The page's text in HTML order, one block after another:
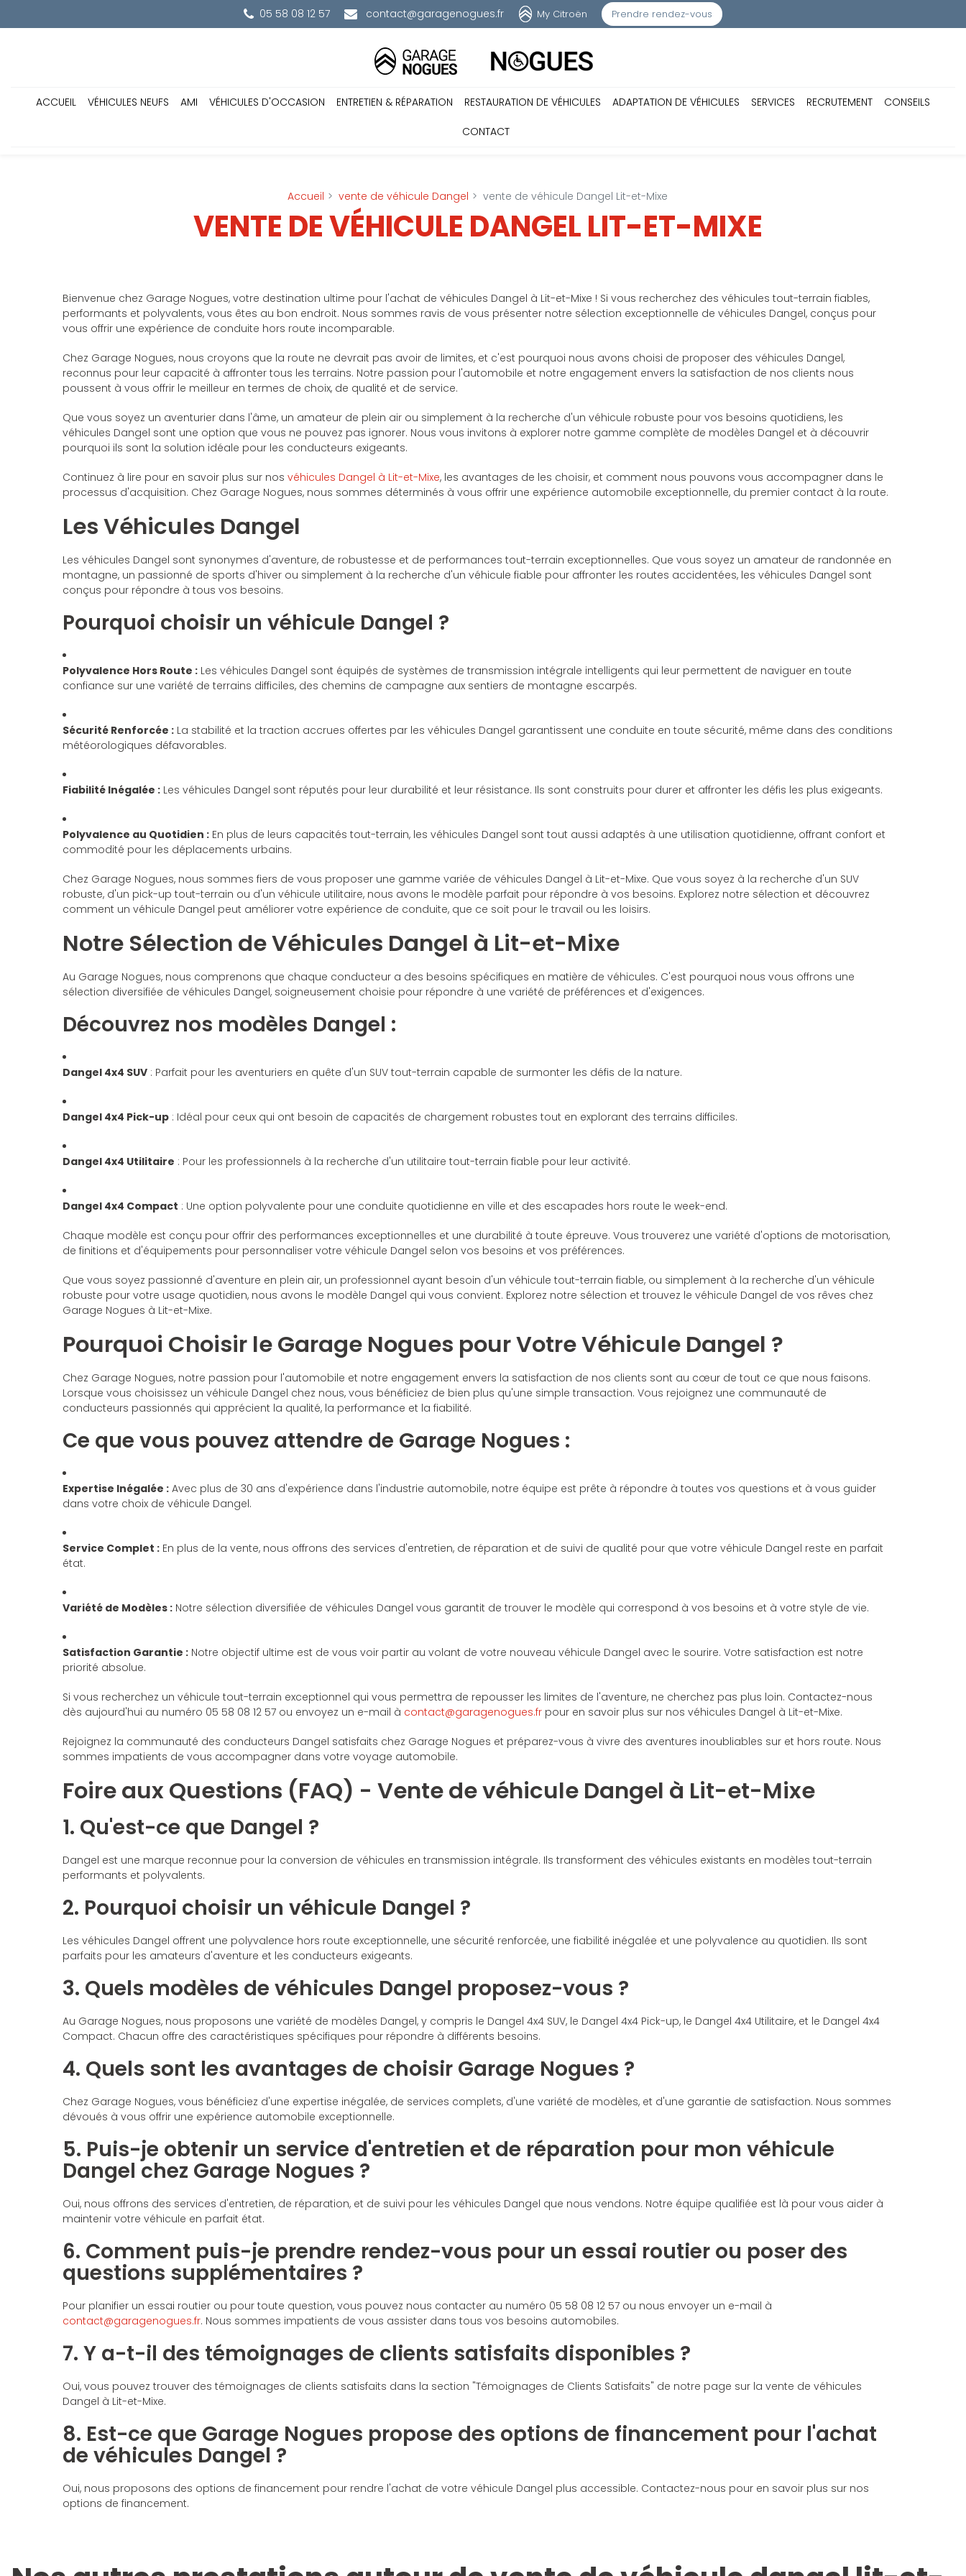
05 58 08 12 57 contact@garagenogues.fr My Citroën Prendre rendez-vous
ACCUEIL VÉHICULES NEUFS AMI VÉHICULES D'OCCASION ENTRETIEN & RÉPARATION RESTAURATION DE VÉHICULES ADAPTATION DE VÉHICULES SERVICES RECRUTEMENT CONSEILS
CONTACT
Accueil vente de véhicule Dangel vente de véhicule Dangel Lit-et-Mixe
VENTE DE VÉHICULE DANGEL LIT-ET-MIXE
Bienvenue chez Garage Nogues, votre destination ultime pour l'achat de véhicules Dangel à Lit-et-Mixe ! Si vous recherchez des véhicules tout-terrain fiables,
performants et polyvalents, vous êtes au bon endroit. Nous sommes ravis de vous présenter notre sélection exceptionnelle de véhicules Dangel, conçus pour
vous offrir une expérience de conduite hors route incomparable.
Chez Garage Nogues, nous croyons que la route ne devrait pas avoir de limites, et c'est pourquoi nous avons choisi de proposer des véhicules Dangel,
reconnus pour leur capacité à affronter tous les terrains. Notre passion pour l'automobile et notre engagement envers la satisfaction de nos clients nous
poussent à vous offrir le meilleur en termes de choix, de qualité et de service.
Que vous soyez un aventurier dans l'âme, un amateur de plein air ou simplement à la recherche d'un véhicule robuste pour vos besoins quotidiens, les
véhicules Dangel sont une option que vous ne pouvez pas ignorer. Nous vous invitons à explorer notre gamme complète de modèles Dangel et à découvrir
pourquoi ils sont la solution idéale pour les conducteurs exigeants.
Continuez à lire pour en savoir plus sur nos véhicules Dangel à Lit-et-Mixe, les avantages de les choisir, et comment nous pouvons vous accompagner dans le
processus d'acquisition. Chez Garage Nogues, nous sommes déterminés à vous offrir une expérience automobile exceptionnelle, du premier contact à la route.
Les Véhicules Dangel
Les véhicules Dangel sont synonymes d'aventure, de robustesse et de performances tout-terrain exceptionnelles. Que vous soyez un amateur de randonnée en
montagne, un passionné de sports d'hiver ou simplement à la recherche d'un véhicule fiable pour affronter les routes accidentées, les véhicules Dangel sont
conçus pour répondre à tous vos besoins.
Pourquoi choisir un véhicule Dangel ?
Polyvalence Hors Route : Les véhicules Dangel sont équipés de systèmes de transmission intégrale intelligents qui leur permettent de naviguer en toute
confiance sur une variété de terrains difficiles, des chemins de campagne aux sentiers de montagne escarpés.
Sécurité Renforcée : La stabilité et la traction accrues offertes par les véhicules Dangel garantissent une conduite en toute sécurité, même dans des conditions
météorologiques défavorables.
Fiabilité Inégalée : Les véhicules Dangel sont réputés pour leur durabilité et leur résistance. Ils sont construits pour durer et affronter les défis les plus exigeants.
Polyvalence au Quotidien : En plus de leurs capacités tout-terrain, les véhicules Dangel sont tout aussi adaptés à une utilisation quotidienne, offrant confort et
commodité pour les déplacements urbains.
Chez Garage Nogues, nous sommes fiers de vous proposer une gamme variée de véhicules Dangel à Lit-et-Mixe. Que vous soyez à la recherche d'un SUV
robuste, d'un pick-up tout-terrain ou d'un véhicule utilitaire, nous avons le modèle parfait pour répondre à vos besoins. Explorez notre sélection et découvrez
comment un véhicule Dangel peut améliorer votre expérience de conduite, que ce soit pour le travail ou les loisirs.
Notre Sélection de Véhicules Dangel à Lit-et-Mixe
Au Garage Nogues, nous comprenons que chaque conducteur a des besoins spécifiques en matière de véhicules. C'est pourquoi nous vous offrons une
sélection diversifiée de véhicules Dangel, soigneusement choisie pour répondre à une variété de préférences et d'exigences.
Découvrez nos modèles Dangel :
Dangel 4x4 SUV : Parfait pour les aventuriers en quête d'un SUV tout-terrain capable de surmonter les défis de la nature.
Dangel 4x4 Pick-up : Idéal pour ceux qui ont besoin de capacités de chargement robustes tout en explorant des terrains difficiles.
Dangel 4x4 Utilitaire : Pour les professionnels à la recherche d'un utilitaire tout-terrain fiable pour leur activité.
Dangel 4x4 Compact : Une option polyvalente pour une conduite quotidienne en ville et des escapades hors route le week-end.
Chaque modèle est conçu pour offrir des performances exceptionnelles et une durabilité à toute épreuve. Vous trouverez une variété d'options de motorisation,
de finitions et d'équipements pour personnaliser votre véhicule Dangel selon vos besoins et vos préférences.
Que vous soyez passionné d'aventure en plein air, un professionnel ayant besoin d'un véhicule tout-terrain fiable, ou simplement à la recherche d'un véhicule
robuste pour votre usage quotidien, nous avons le modèle Dangel qui vous convient. Explorez notre sélection et trouvez le véhicule Dangel de vos rêves chez
Garage Nogues à Lit-et-Mixe.
Pourquoi Choisir le Garage Nogues pour Votre Véhicule Dangel ?
Chez Garage Nogues, notre passion pour l'automobile et notre engagement envers la satisfaction de nos clients sont au cœur de tout ce que nous faisons.
Lorsque vous choisissez un véhicule Dangel chez nous, vous bénéficiez de bien plus qu'une simple transaction. Vous rejoignez une communauté de
conducteurs passionnés qui apprécient la qualité, la performance et la fiabilité.
Ce que vous pouvez attendre de Garage Nogues :
Expertise Inégalée : Avec plus de 30 ans d'expérience dans l'industrie automobile, notre équipe est prête à répondre à toutes vos questions et à vous guider
dans votre choix de véhicule Dangel.
Service Complet : En plus de la vente, nous offrons des services d'entretien, de réparation et de suivi de qualité pour que votre véhicule Dangel reste en parfait
état.
Variété de Modèles : Notre sélection diversifiée de véhicules Dangel vous garantit de trouver le modèle qui correspond à vos besoins et à votre style de vie.
Satisfaction Garantie : Notre objectif ultime est de vous voir partir au volant de votre nouveau véhicule Dangel avec le sourire. Votre satisfaction est notre
priorité absolue.
Si vous recherchez un véhicule tout-terrain exceptionnel qui vous permettra de repousser les limites de l'aventure, ne cherchez pas plus loin. Contactez-nous
dès aujourd'hui au numéro 05 58 08 12 57 ou envoyez un e-mail à contact@garagenogues.fr pour en savoir plus sur nos véhicules Dangel à Lit-et-Mixe.
Rejoignez la communauté des conducteurs Dangel satisfaits chez Garage Nogues et préparez-vous à vivre des aventures inoubliables sur et hors route. Nous
sommes impatients de vous accompagner dans votre voyage automobile.
Foire aux Questions (FAQ) - Vente de véhicule Dangel à Lit-et-Mixe
1. Qu'est-ce que Dangel ?
Dangel est une marque reconnue pour la conversion de véhicules en transmission intégrale. Ils transforment des véhicules existants en modèles tout-terrain
performants et polyvalents.
2. Pourquoi choisir un véhicule Dangel ?
Les véhicules Dangel offrent une polyvalence hors route exceptionnelle, une sécurité renforcée, une fiabilité inégalée et une polyvalence au quotidien. Ils sont
parfaits pour les amateurs d'aventure et les conducteurs exigeants.
3. Quels modèles de véhicules Dangel proposez-vous ?
Au Garage Nogues, nous proposons une variété de modèles Dangel, y compris le Dangel 4x4 SUV, le Dangel 4x4 Pick-up, le Dangel 4x4 Utilitaire, et le Dangel 4x4
Compact. Chacun offre des caractéristiques spécifiques pour répondre à différents besoins.
4. Quels sont les avantages de choisir Garage Nogues ?
Chez Garage Nogues, vous bénéficiez d'une expertise inégalée, de services complets, d'une variété de modèles, et d'une garantie de satisfaction. Nous sommes
dévoués à vous offrir une expérience automobile exceptionnelle.
5. Puis-je obtenir un service d'entretien et de réparation pour mon véhicule
Dangel chez Garage Nogues ?
Oui, nous offrons des services d'entretien, de réparation, et de suivi pour les véhicules Dangel que nous vendons. Notre équipe qualifiée est là pour vous aider à
maintenir votre véhicule en parfait état.
6. Comment puis-je prendre rendez-vous pour un essai routier ou poser des
questions supplémentaires ?
Pour planifier un essai routier ou pour toute question, vous pouvez nous contacter au numéro 05 58 08 12 57 ou nous envoyer un e-mail à
contact@garagenogues.fr. Nous sommes impatients de vous assister dans tous vos besoins automobiles.
7. Y a-t-il des témoignages de clients satisfaits disponibles ?
Oui, vous pouvez trouver des témoignages de clients satisfaits dans la section "Témoignages de Clients Satisfaits" de notre page sur la vente de véhicules
Dangel à Lit-et-Mixe.
8. Est-ce que Garage Nogues propose des options de financement pour l'achat
de véhicules Dangel ?
Oui, nous proposons des options de financement pour rendre l'achat de votre véhicule Dangel plus accessible. Contactez-nous pour en savoir plus sur nos
options de financement.